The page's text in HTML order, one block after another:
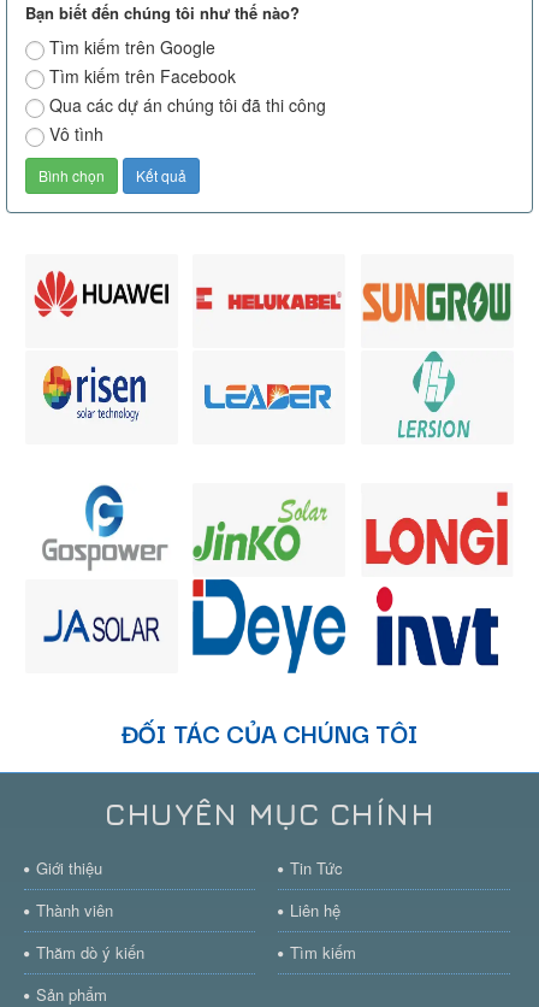
Bạn biết đến chúng tôi như thế nào?
Tìm kiếm trên Google
Tìm kiếm trên Facebook
Qua các dự án chúng tôi đã thi công
Vô tình
ĐỐI TÁC CỦA CHÚNG TÔI
CHUYÊN MỤC CHÍNH
Giới thiệu
Tin Tức
Thành viên
Liên hệ
Thăm dò ý kiến
Tìm kiếm
Sản phẩm